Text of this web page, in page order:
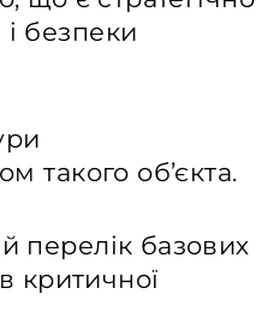
безпеки
такого об’єкта.
перелік базових
критичної